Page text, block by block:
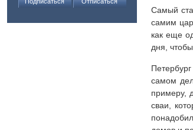
Самый
самим
как еще
дня,
самом
примеру,
сваи,